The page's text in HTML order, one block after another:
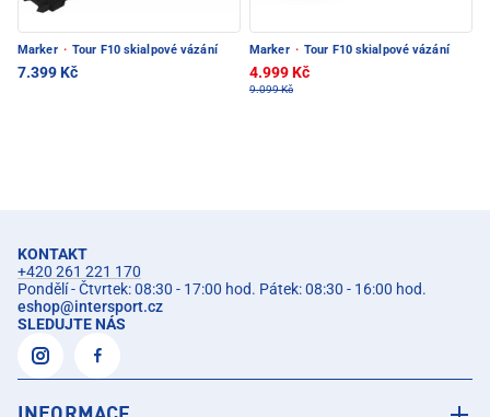
Marker · Tour F10 skialpové vázání
7.399 Kč
Marker · Tour F10 skialpové vázání
4.999 Kč
9.099 Kč
KONTAKT
+420 261 221 170
Pondělí - Čtvrtek: 08:30 - 17:00 hod. Pátek: 08:30 - 16:00 hod.
eshop@intersport.cz
SLEDUJTE NÁS